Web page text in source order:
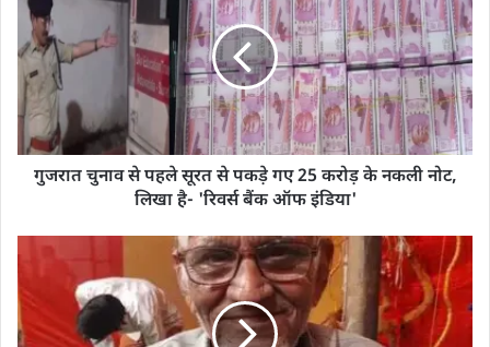
गुजरात चुनाव से पहले सूरत से पकड़े गए 25 करोड़ के नकली नोट,
लिखा है- 'रिवर्स बैंक ऑफ इंडिया'